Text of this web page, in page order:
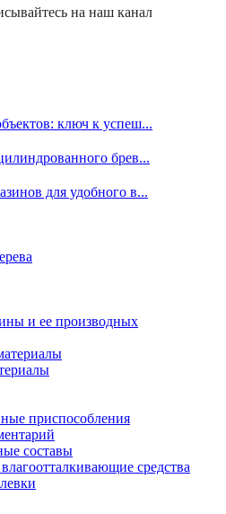
на наш канал
ключ к успеш...
брев...
для удобного в...
и ее производных
приспособления
составы
средства